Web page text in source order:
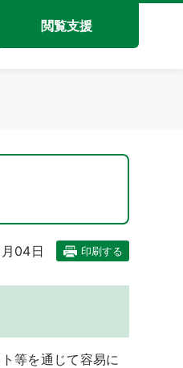
閲覧支援
04日 印刷する
等を通じて容易に